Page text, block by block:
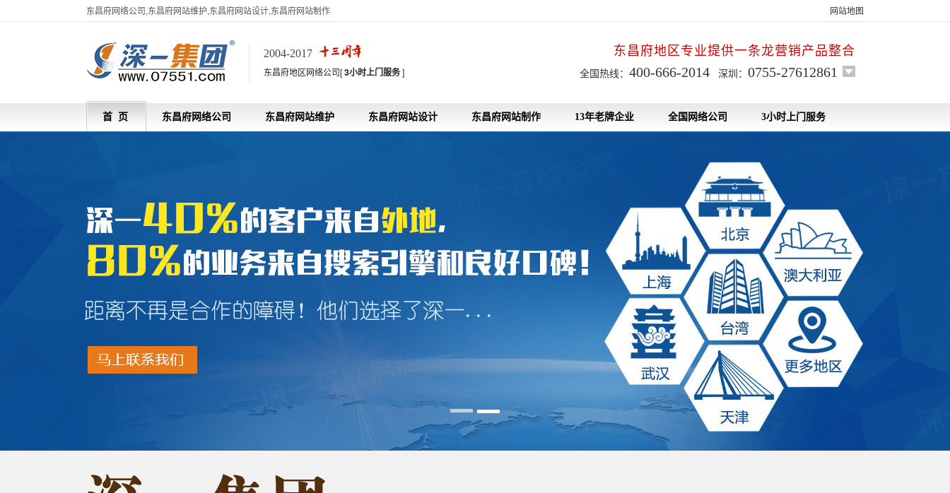
东昌府网络公司,东昌府网站维护,东昌府网站设计,东昌府网站制作 网站地图
2004-2017
东昌府地区网络公司[3小时上门服务]
东昌府地区专业提供一条龙营销产品整合
全国热线： 400-666-2014 深圳： 0755-27612861
首 页 东昌府网络公司 东昌府网站维护 东昌府网站设计 东昌府网站制作 13年老牌企业 全国网络公司 3小时上门服务